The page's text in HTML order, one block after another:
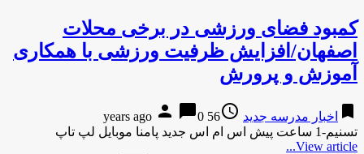
کمبود فضای ورزشی در برخی محلات
اصفهان/افزایش ظرفیت ورزشی با همکاری
آموزش و پرورش
bookmark اخبار مدرسه جدید access_time
56 years ago
person chat_bubble0
تسنیم-1 ساعت پیش اس ام اس جدید پامنا موبایل لپ تاپ
View article...